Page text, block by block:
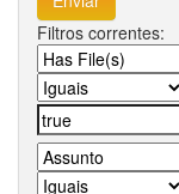
Filtros correntes: